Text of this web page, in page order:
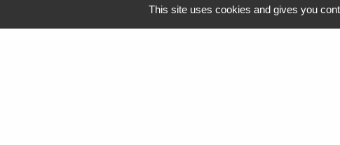
This site uses cookies and gives you